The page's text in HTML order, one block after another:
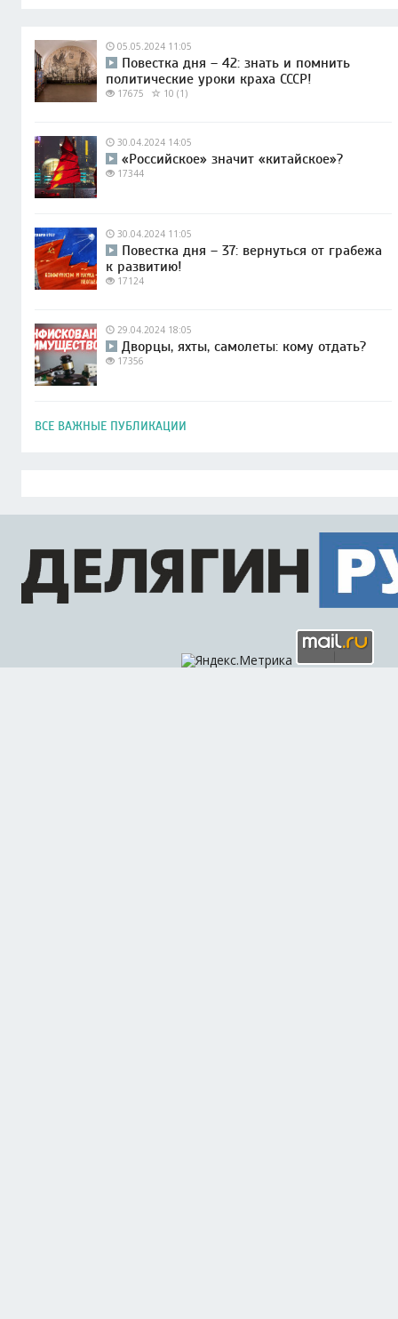
05.05.2024 11:05
Повестка дня – 42: знать и помнить
политические уроки краха СССР!
17675 10 (1)
30.04.2024 14:05
«Российское» значит «китайское»?
17344
30.04.2024 11:05
Повестка дня – 37: вернуться от грабежа
к развитию!
17124
29.04.2024 18:05
Дворцы, яхты, самолеты: кому отдать?
17356
ВСЕ ВАЖНЫЕ ПУБЛИКАЦИИ